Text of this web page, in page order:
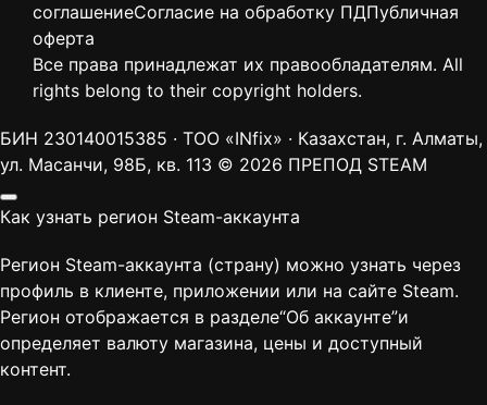
соглашениеСогласие на обработку ПДПубличная
оферта
Все права принадлежат их правообладателям. All
rights belong to their copyright holders.
БИН 230140015385 · ТОО «INfix» · Казахстан, г. Алматы,
ул. Масанчи, 98Б, кв. 113 © 2026 ПРЕПОД STEAM
Как узнать регион Steam-аккаунта
Регион Steam-аккаунта (страну) можно узнать через
профиль в клиенте, приложении или на сайте Steam.
Регион отображается в разделе“Об аккаунте”и
определяет валюту магазина, цены и доступный
контент.